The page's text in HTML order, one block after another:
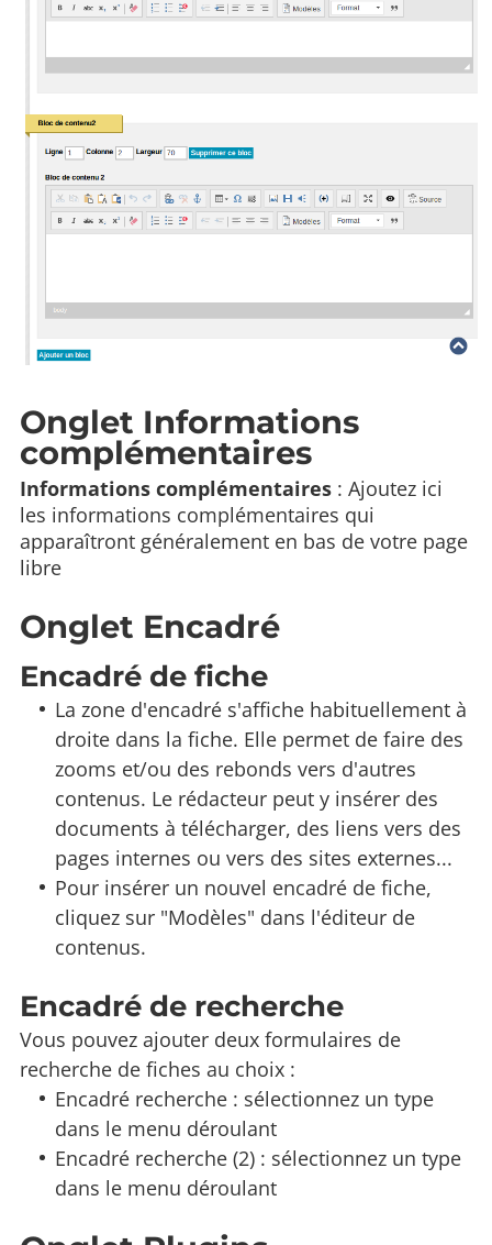
Onglet Informations
complémentaires
Informations complémentaires : Ajoutez ici
les informations complémentaires qui
apparaîtront généralement en bas de votre page
libre
Onglet Encadré
Encadré de fiche
La zone d'encadré s'affiche habituellement à
droite dans la fiche. Elle permet de faire des
zooms et/ou des rebonds vers d'autres
contenus. Le rédacteur peut y insérer des
documents à télécharger, des liens vers des
pages internes ou vers des sites externes...
Pour insérer un nouvel encadré de fiche,
cliquez sur "Modèles" dans l'éditeur de
contenus.
Encadré de recherche
Vous pouvez ajouter deux formulaires de
recherche de fiches au choix :
Encadré recherche : sélectionnez un type
dans le menu déroulant
Encadré recherche (2) : sélectionnez un type
dans le menu déroulant